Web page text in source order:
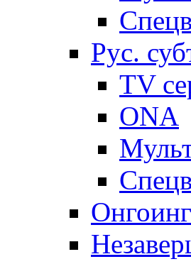
Рус.
TV
ONA
Онгоинг